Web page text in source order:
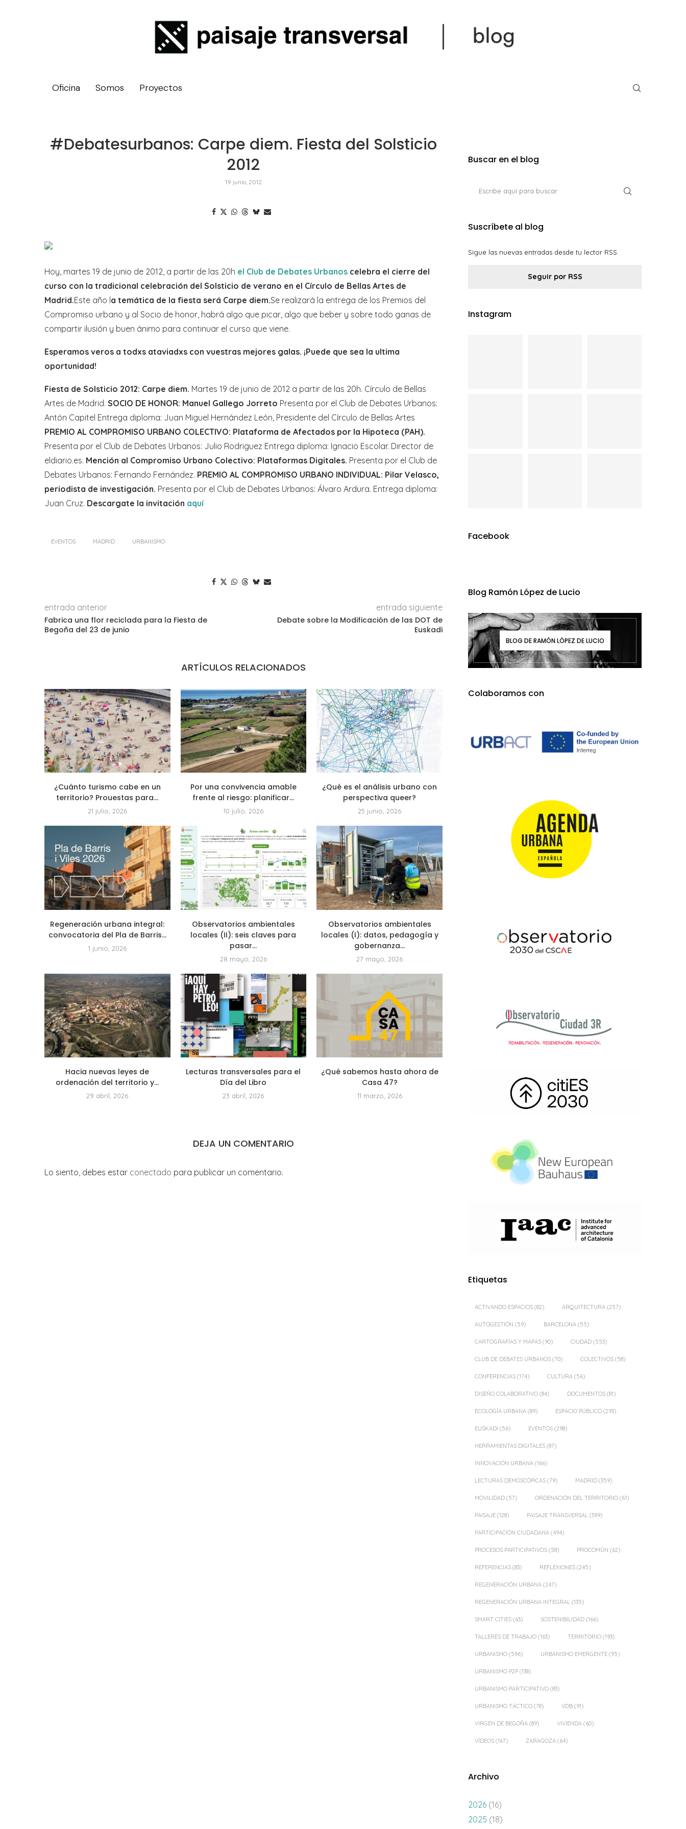
Oficina Somos Proyectos
#Debatesurbanos: Carpe diem. Fiesta del Solsticio
2012
19 junio, 2012
Hoy, martes 19 de junio de 2012, a partir de las 20h el Club de Debates Urbanos celebra el cierre del
curso con la tradicional celebración del Solsticio de verano en el Círculo de Bellas Artes de
Madrid.Este año la temática de la fiesta será Carpe diem.Se realizará la entrega de los Premios del
Compromiso urbano y al Socio de honor, habrá algo que picar, algo que beber y sobre todo ganas de
compartir ilusión y buen ánimo para continuar el curso que viene.
Esperamos veros a todxs ataviadxs con vuestras mejores galas. ¡Puede que sea la ultima
oportunidad!
Fiesta de Solsticio 2012: Carpe diem. Martes 19 de junio de 2012 a partir de las 20h. Círculo de Bellas
Artes de Madrid. SOCIO DE HONOR: Manuel Gallego Jorreto Presenta por el Club de Debates Urbanos:
Antón Capitel Entrega diploma: Juan Miguel Hernández León, Presidente del Círculo de Bellas Artes
PREMIO AL COMPROMISO URBANO COLECTIVO: Plataforma de Afectados por la Hipoteca (PAH).
Presenta por el Club de Debates Urbanos: Julio Rodriguez Entrega diploma: Ignacio Escolar. Director de
eldiario.es. Mención al Compromiso Urbano Colectivo: Plataformas Digitales. Presenta por el Club de
Debates Urbanos: Fernando Fernández. PREMIO AL COMPROMISO URBANO INDIVIDUAL: Pilar Velasco,
periodista de investigación. Presenta por el Club de Debates Urbanos: Álvaro Ardura. Entrega diploma:
Juan Cruz. Descargate la invitación aquí
EVENTOS MADRID URBANISMO
entrada anterior
Fabrica una flor reciclada para la Fiesta de
Begoña del 23 de junio
entrada siguiente
Debate sobre la Modificación de las DOT de
Euskadi
ARTÍCULOS RELACIONADOS
¿Cuánto turismo cabe en un
territorio? Prouestas para...
21 julio, 2026
Por una convivencia amable
frente al riesgo: planificar...
10 julio, 2026
¿Qué es el análisis urbano con
perspectiva queer?
25 junio, 2026
Regeneración urbana integral:
convocatoria del Pla de Barris...
1 junio, 2026
Observatorios ambientales
locales (II): seis claves para
pasar...
28 mayo, 2026
Observatorios ambientales
locales (I): datos, pedagogía y
gobernanza...
27 mayo, 2026
Hacia nuevas leyes de
ordenación del territorio y...
29 abril, 2026
Lecturas transversales para el
Día del Libro
23 abril, 2026
¿Qué sabemos hasta ahora de
Casa 47?
11 marzo, 2026
DEJA UN COMENTARIO
Lo siento, debes estar conectado para publicar un comentario.
Buscar en el blog
Suscríbete al blog
Sigue las nuevas entradas desde tu lector RSS.
Seguir por RSS
Instagram
Facebook
Blog Ramón López de Lucio
BLOG DE RAMÓN LÓPEZ DE LUCIO
Colaboramos con
Etiquetas
ACTIVANDO ESPACIOS (82) ARQUITECTURA (257)
AUTOGESTIÓN (59) BARCELONA (55)
CARTOGRAFÍAS Y MAPAS (90) CIUDAD (553)
CLUB DE DEBATES URBANOS (70) COLECTIVOS (58)
CONFERENCIAS (174) CULTURA (56)
DISEÑO COLABORATIVO (84) DOCUMENTOS (81)
ECOLOGÍA URBANA (89) ESPACIO PÚBLICO (293)
EUSKADI (56) EVENTOS (298)
HERRAMIENTAS DIGITALES (87)
INNOVACIÓN URBANA (166)
LECTURAS DEMOSCÓPICAS (79) MADRID (359)
MOVILIDAD (57) ORDENACIÓN DEL TERRITORIO (61)
PAISAJE (128) PAISAJE TRANSVERSAL (399)
PARTICIPACIÓN CIUDADANA (494)
PROCESOS PARTICIPATIVOS (58) PROCOMÚN (62)
REFERENCIAS (83) REFLEXIONES (245)
REGENERACIÓN URBANA (247)
REGENERACIÓN URBANA INTEGRAL (135)
SMART CITIES (63) SOSTENIBILIDAD (166)
TALLERES DE TRABAJO (163) TERRITORIO (193)
URBANISMO (596) URBANISMO EMERGENTE (95)
URBANISMO P2P (138)
URBANISMO PARTICIPATIVO (83)
URBANISMO TÁCTICO (78) VDB (91)
VIRGEN DE BEGOÑA (89) VIVIENDA (60)
VÍDEOS (167) ZARAGOZA (64)
Archivo
2026 (16)
2025 (18)